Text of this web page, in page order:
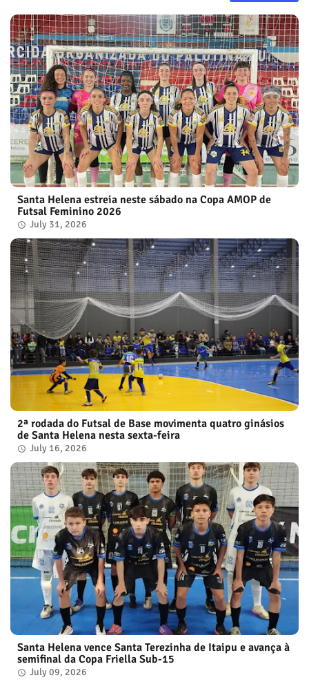
Santa Helena estreia neste sábado na Copa AMOP de
Futsal Feminino 2026
July 31, 2026
2ª rodada do Futsal de Base movimenta quatro ginásios
de Santa Helena nesta sexta-feira
July 16, 2026
Santa Helena vence Santa Terezinha de Itaipu e avança à
semifinal da Copa Friella Sub-15
July 09, 2026